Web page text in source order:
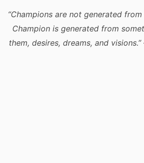
“Champions are not generated
Champion is generated from
them, desires, dreams, and visions.”